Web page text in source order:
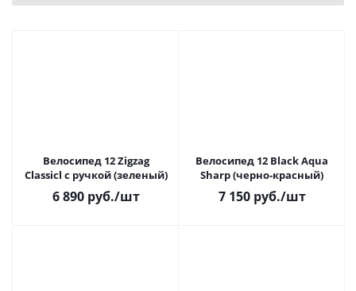
Велосипед 12 Zigzag
Classicl с ручкой (зеленый)
6 890руб./шт
Велосипед 12 Black Aqua
Sharp (черно-красный)
7 150руб./шт